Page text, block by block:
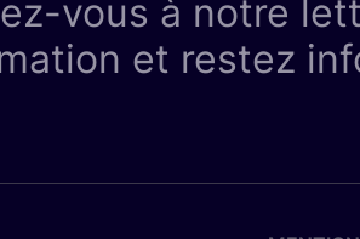
vous à notre
et restez